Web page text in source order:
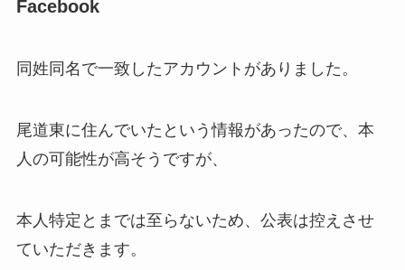
Facebook
同姓同名で一致したアカウントがありました。
尾道東に住んでいたという情報があったので、本
人の可能性が高そうですが、
本人特定とまでは至らないため、公表は控えさせ
ていただきます。